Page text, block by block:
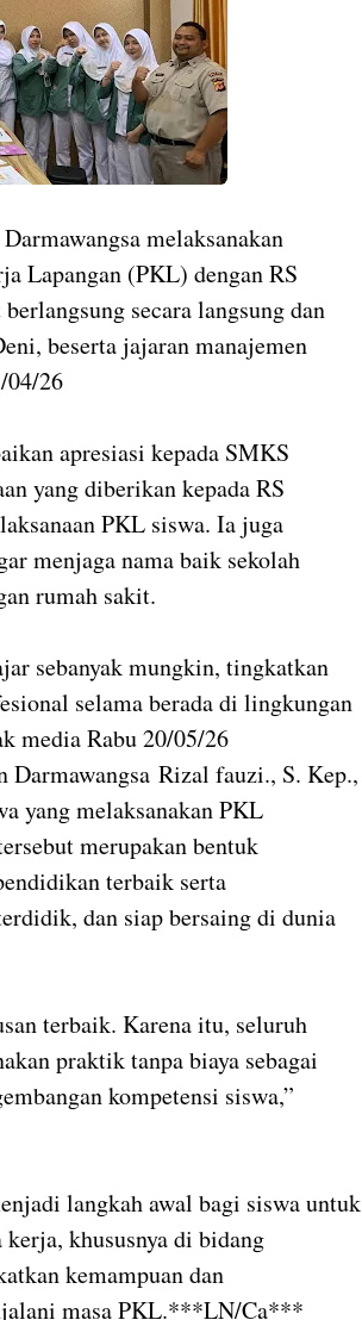
melaksanakan
Lapangan (PKL) dengan RS
secara langsung dan
beserta jajaran manajemen
04/26
apresiasi kepada SMKS
yang diberikan kepada RS
PKL siswa. Ia juga
menjaga nama baik sekolah
rumah sakit.
sebanyak mungkin, tingkatkan
selama berada di lingkungan
media Rabu 20/05/26
Darmawangsa Rizal fauzi., S. Kep.,
yang melaksanakan PKL
merupakan bentuk
terbaik serta
dan siap bersaing di dunia
terbaik. Karena itu, seluruh
praktik tanpa biaya sebagai
kompetensi siswa,”
langkah awal bagi siswa untuk
khususnya di bidang
kemampuan dan
masa PKL.***LN/Ca***